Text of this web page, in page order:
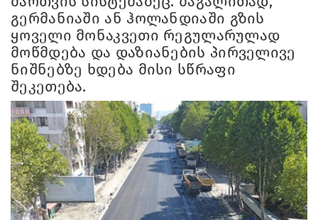
გერმანიაში ან ჰოლანდიაში გზის
ყოველი მონაკვეთი რეგულარულად
მოწმდება და დაზიანების პირველივე
ნიშნებზე ხდება მისი სწრაფი
შეკეთება.